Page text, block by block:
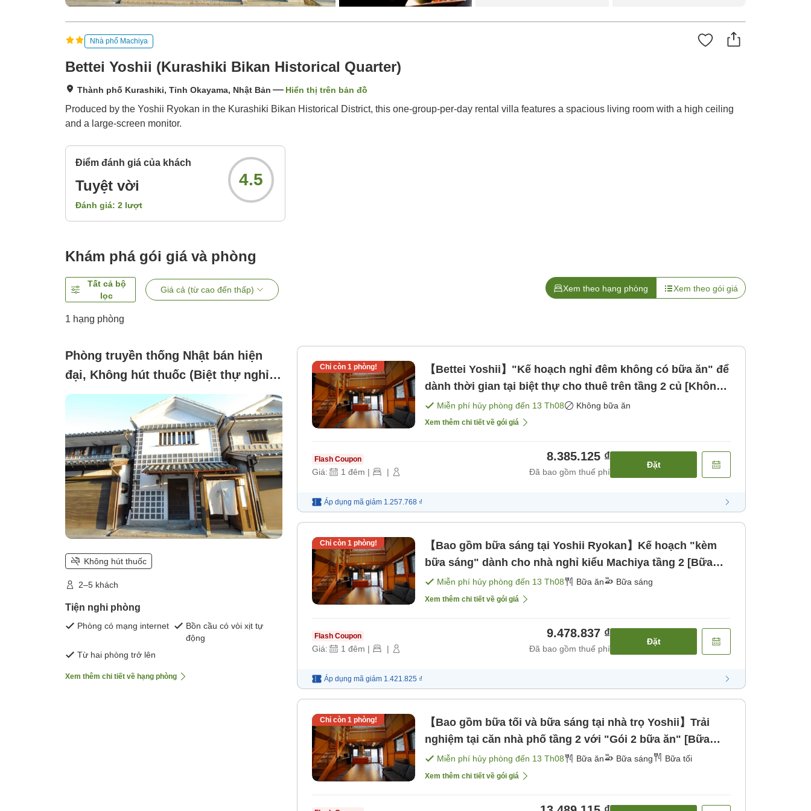
Nhà phố Machiya
Bettei Yoshii (Kurashiki Bikan Historical Quarter)
Thành phố Kurashiki, Tỉnh Okayama, Nhật Bản Hiển thị trên bản đồ
Produced by the Yoshii Ryokan in the Kurashiki Bikan Historical District, this one-group-per-day rental villa features a spacious living room with a high ceiling
and a large-screen monitor.
Điểm đánh giá của khách
Tuyệt vời
Đánh giá: 2 lượt
4.5
Khám phá gói giá và phòng
Tất cả bộ
lọc
Giá cả (từ cao đến thấp) Xem theo hạng phòng Xem theo gói giá
1 hạng phòng
Phòng truyền thống Nhật bán hiện
đại, Không hút thuốc (Biệt thự nghỉ
dưỡng Yoshii)
Không hút thuốc
2–5 khách
Tiện nghi phòng
Phòng có mạng internet
Bồn cầu có vòi xịt tự
động
Từ hai phòng trở lên
Xem thêm chi tiết về hạng phòng
Chỉ còn 1phòng!
【Bettei Yoshii】"Kế hoạch nghỉ đêm không có bữa ăn" để
dành thời gian tại biệt thự cho thuê trên tầng 2 củ [Không
bao gồm bữa ăn]
Miễn phí hủy phòng đến 13 Th08 Không bữa ăn
Xem thêm chi tiết về gói giá
Flash Coupon
Giá: 1 đêm | |
8.385.125 ₫
Đã bao gồm thuế phí
Đặt
Áp dụng mã giảm 1.257.768 ₫
Chỉ còn 1phòng!
【Bao gồm bữa sáng tại Yoshii Ryokan】Kế hoạch "kèm
bữa sáng" dành cho nhà nghỉ kiểu Machiya tầng 2 [Bữa
sáng]
Miễn phí hủy phòng đến 13 Th08 Bữa ăn Bữa sáng
Xem thêm chi tiết về gói giá
Flash Coupon
Giá: 1 đêm | |
9.478.837 ₫
Đã bao gồm thuế phí
Đặt
Áp dụng mã giảm 1.421.825 ₫
Chỉ còn 1phòng!
【Bao gồm bữa tối và bữa sáng tại nhà trọ Yoshii】Trải
nghiệm tại căn nhà phố tầng 2 với "Gói 2 bữa ăn" [Bữa
sáng] [Bữa tối]
Miễn phí hủy phòng đến 13 Th08 Bữa ăn Bữa sáng Bữa tối
Xem thêm chi tiết về gói giá